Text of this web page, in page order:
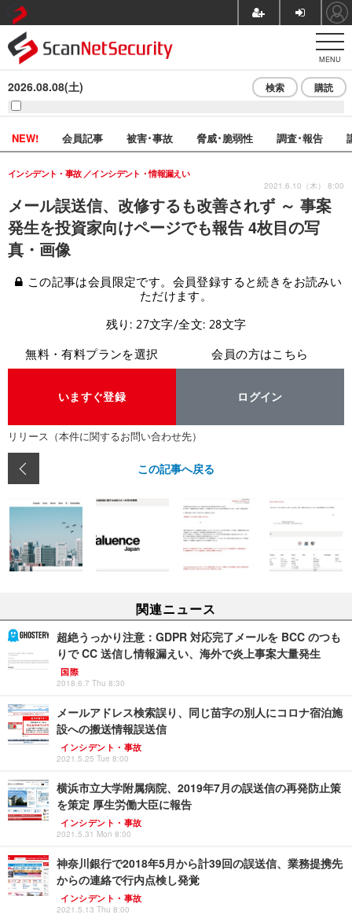
MENU
2026.08.08(土) 検索 購読
NEW! 会員記事 被害･事故 脅威･脆弱性 調査･報告
メール誤送信、改修するも改善されず ～ 事案
発生を投資家向けページでも報告 4枚目の写
真・画像
インシデント・事故 インシデント・情報漏えい
2021.6.10（木） 8:00
この記事は会員限定です。会員登録すると続きをお読みい
ただけます。
残り: 27文字/全文: 28文字
無料・有料プランを選択
いますぐ登録
会員の方はこちら
ログイン
リリース（本件に関するお問い合わせ先）
この記事へ戻る
関連ニュース
超絶うっかり注意：GDPR 対応完了メールを BCC のつも
りで CC 送信し情報漏えい、海外で炎上事案大量発生
国際
2018.6.7 Thu 8:30
メールアドレス検索誤り、同じ苗字の別人にコロナ宿泊施
設への搬送情報誤送信
インシデント・事故
2021.5.25 Tue 8:00
横浜市立大学附属病院、2019年7月の誤送信の再発防止策
を策定 厚生労働大臣に報告
インシデント・事故
2021.5.31 Mon 8:00
神奈川銀行で2018年5月から計39回の誤送信、業務提携先
からの連絡で行内点検し発覚
インシデント・事故
2021.5.13 Thu 8:00